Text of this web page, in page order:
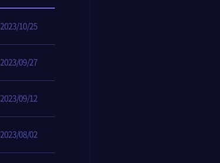
2023/10/25
2023/09/27
2023/09/12
2023/08/02